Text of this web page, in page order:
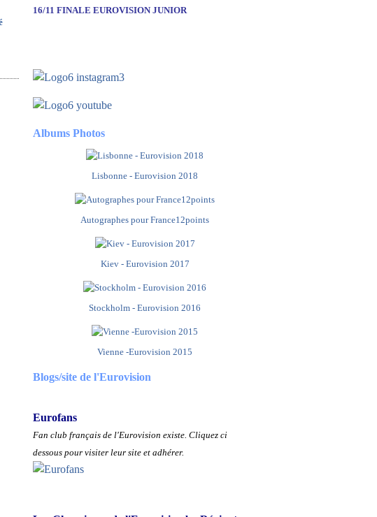
16/11 FINALE EUROVISION JUNIOR
Albums Photos
Lisbonne - Eurovision 2018
Autographes pour France12points
Kiev - Eurovision 2017
Stockholm - Eurovision 2016
Vienne -Eurovision 2015
Blogs/site de l'Eurovision
Eurofans
Fan club français de l'Eurovision existe. Cliquez ci
dessous pour visiter leur site et adhérer.